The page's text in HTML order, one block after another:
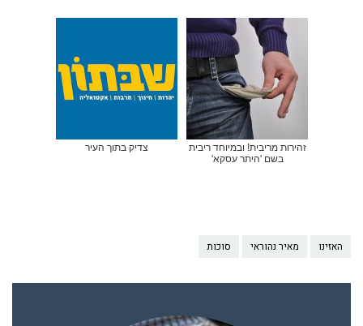
זהירות מריבית! ובמיוחד ריבית
בשם 'היתר עסקא'
צדיק בתוך העיר
האזינו מאיר נהוראי סוכות